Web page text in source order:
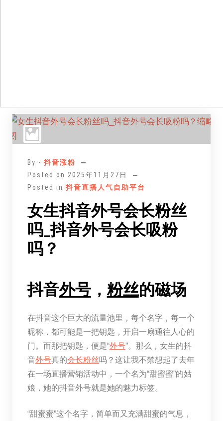
By - 抖音涨粉
Posted on 2025年11月27日
Posted in 抖音直播人气自助平台
女生抖音外号会长粉丝
吗_抖音外号会长吸粉
吗？
抖音外号， 粉丝的磁场
在抖音这个巨大的流量池里，每个名字，每一个
昵称，都可能是一把钥匙，开启一扇通往人心的
门。而那把钥匙，便是“外号”。那么，女生的抖
音外号真的会长粉丝吗？这让我不禁想起了去年
在一场直播营销活动中，一个名为“甜蜜蜜”的姑
娘，她的抖音外号就是她的魅力标签。
“甜蜜蜜”这个名字，简单而又充满甜蜜的气息，